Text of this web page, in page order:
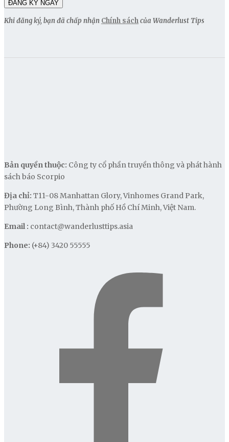
Khi đăng ký, bạn đã chấp nhận Chính sáchcủa Wanderlust Tips
Bản quyền thuộc: Công ty cổ phần truyền thông và phát hành
sách báo Scorpio
Địa chỉ: T11-08 Manhattan Glory, Vinhomes Grand Park,
Phường Long Bình, Thành phố Hồ Chí Minh, Việt Nam.
Email : contact@wanderlusttips.asia
Phone: (+84) 3420 55555